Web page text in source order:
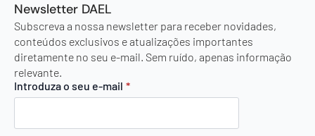
Newsletter DAEL
Subscreva a nossa newsletter para receber novidades,
conteúdos exclusivos e atualizações importantes
diretamente no seu e-mail. Sem ruído, apenas informação
relevante.
Introduza o seu e-mail *